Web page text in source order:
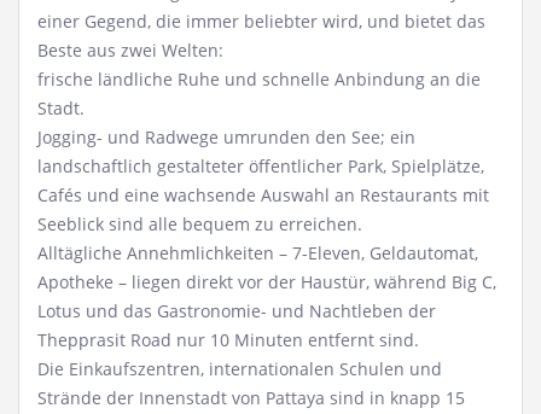
einer Gegend, die immer beliebter wird, und bietet das
Beste aus zwei Welten:
frische ländliche Ruhe und schnelle Anbindung an die
Stadt.
Jogging- und Radwege umrunden den See; ein
landschaftlich gestalteter öffentlicher Park, Spielplätze,
Cafés und eine wachsende Auswahl an Restaurants mit
Seeblick sind alle bequem zu erreichen.
Alltägliche Annehmlichkeiten – 7-Eleven, Geldautomat,
Apotheke – liegen direkt vor der Haustür, während Big C,
Lotus und das Gastronomie- und Nachtleben der
Thepprasit Road nur 10 Minuten entfernt sind.
Die Einkaufszentren, internationalen Schulen und
Strände der Innenstadt von Pattaya sind in knapp 15